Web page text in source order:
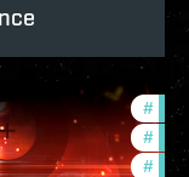
#
#
#